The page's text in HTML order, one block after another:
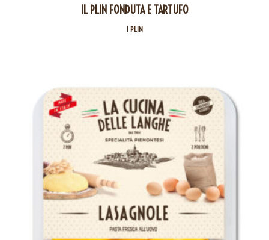
IL PLIN FONDUTA E TARTUFO
I PLIN